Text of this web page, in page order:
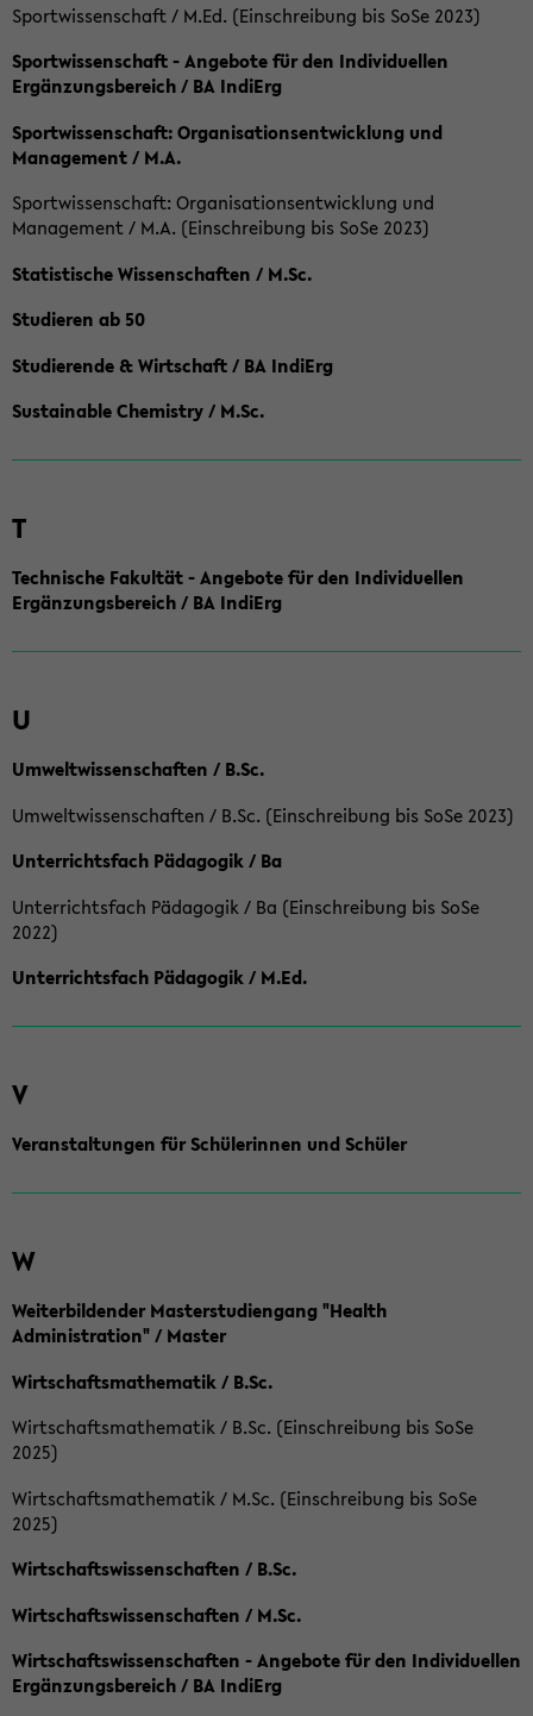
Sportwissenschaft / M.Ed. (Einschreibung bis SoSe 2023)
Sportwissenschaft - Angebote für den Individuellen
Ergänzungsbereich / BA IndiErg
Sportwissenschaft: Organisationsentwicklung und
Management / M.A.
Sportwissenschaft: Organisationsentwicklung und
Management / M.A. (Einschreibung bis SoSe 2023)
Statistische Wissenschaften / M.Sc.
Studieren ab 50
Studierende & Wirtschaft / BA IndiErg
Sustainable Chemistry / M.Sc.
T
Technische Fakultät - Angebote für den Individuellen
Ergänzungsbereich / BA IndiErg
U
Umweltwissenschaften / B.Sc.
Umweltwissenschaften / B.Sc. (Einschreibung bis SoSe 2023)
Unterrichtsfach Pädagogik / Ba
Unterrichtsfach Pädagogik / Ba (Einschreibung bis SoSe
2022)
Unterrichtsfach Pädagogik / M.Ed.
V
Veranstaltungen für Schülerinnen und Schüler
W
Weiterbildender Masterstudiengang "Health
Administration" / Master
Wirtschaftsmathematik / B.Sc.
Wirtschaftsmathematik / B.Sc. (Einschreibung bis SoSe
2025)
Wirtschaftsmathematik / M.Sc. (Einschreibung bis SoSe
2025)
Wirtschaftswissenschaften / B.Sc.
Wirtschaftswissenschaften / M.Sc.
Wirtschaftswissenschaften - Angebote für den Individuellen
Ergänzungsbereich / BA IndiErg